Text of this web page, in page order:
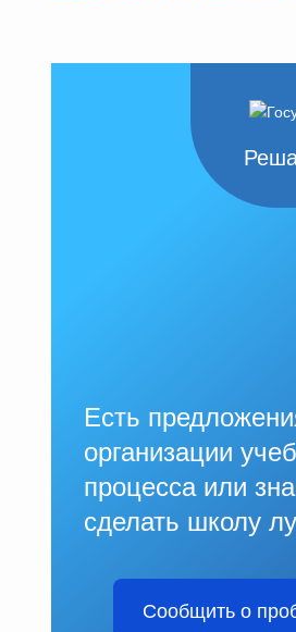
Есть
организации
процесса или
сделать школу
Сообщить о